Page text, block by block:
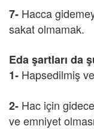
7- Hacca
sakat olmamak.
Eda şartları da
1- Hapsedilmiş
2- Hac için
ve emniyet